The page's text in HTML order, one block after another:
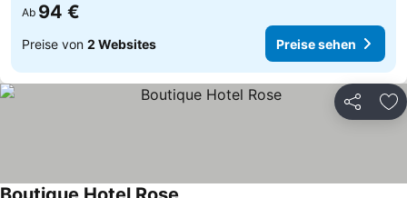
Ab 94 €
Preise von 2 Websites Preise sehen
Teilen